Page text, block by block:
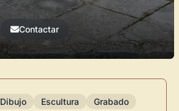
Contactar
Dibujo Escultura
Grabado